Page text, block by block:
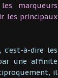
marqueurs
les principaux
à-dire les
une affinité
il